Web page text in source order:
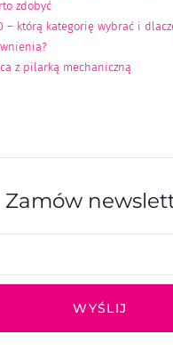
zdobyć
– którą kategorię wybrać i
z pilarką mechaniczną
Zamów
WYŚLIJ